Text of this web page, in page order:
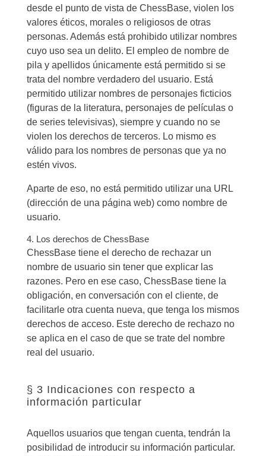
desde el punto de vista de ChessBase, violen los
valores éticos, morales o religiosos de otras
personas. Además está prohibido utilizar nombres
cuyo uso sea un delito. El empleo de nombre de
pila y apellidos únicamente está permitido si se
trata del nombre verdadero del usuario. Está
permitido utilizar nombres de personajes ficticios
(figuras de la literatura, personajes de películas o
de series televisivas), siempre y cuando no se
violen los derechos de terceros. Lo mismo es
válido para los nombres de personas que ya no
estén vivos.
Aparte de eso, no está permitido utilizar una URL
(dirección de una página web) como nombre de
usuario.
4. Los derechos de ChessBase
ChessBase tiene el derecho de rechazar un
nombre de usuario sin tener que explicar las
razones. Pero en ese caso, ChessBase tiene la
obligación, en conversación con el cliente, de
facilitarle otra cuenta nueva, que tenga los mismos
derechos de acceso. Este derecho de rechazo no
se aplica en el caso de que se trate del nombre
real del usuario.
§ 3 Indicaciones con respecto a
información particular
Aquellos usuarios que tengan cuenta, tendrán la
posibilidad de introducir su información particular.